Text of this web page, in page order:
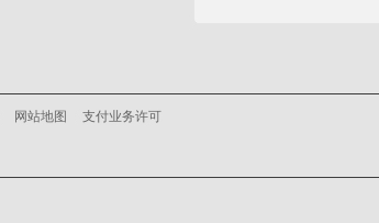
网站地图
支付业务许可